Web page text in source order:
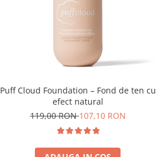
Puff Cloud Foundation – Fond de ten cu
efect natural
119,00 RON107,10 RON